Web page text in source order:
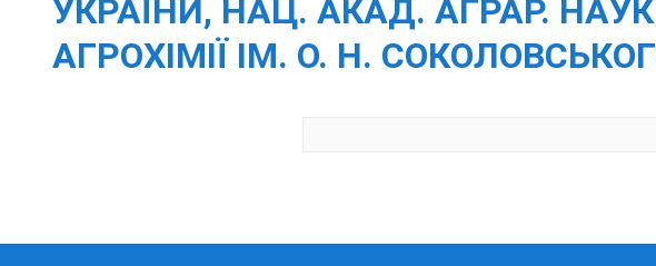
УКРАЇНИ, НАЦ. АКАД. АГРАР.
АГРОХІМІЇ ІМ. О. Н.